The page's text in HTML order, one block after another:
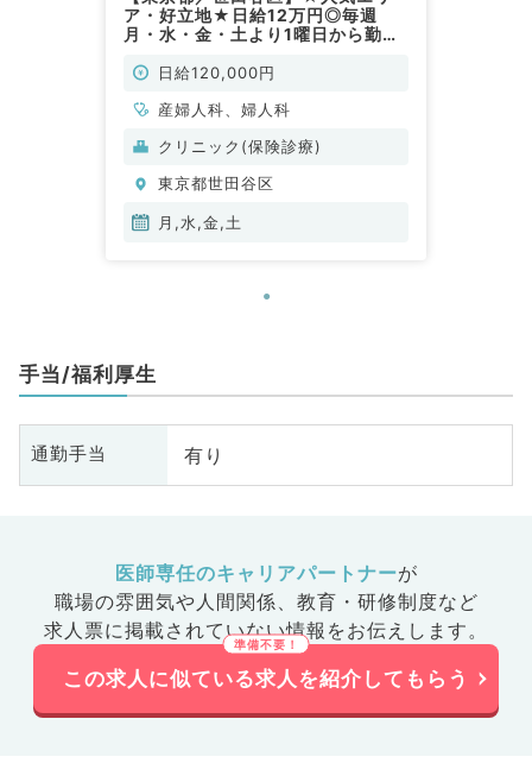
ア・好立地★日給12万円◎毎週
月・水・金・土より1曜日から勤務
味のある先生オススメです～（産婦
日給120,000円
産婦人科、婦人科
クリニック(保険診療)
東京都世田谷区
月,水,金,土
手当/福利厚生
通勤手当 有り
医師専任のキャリアパートナーが
職場の雰囲気や人間関係、 教育・研修制度など
求人票に掲載されていない情報をお伝えします。
この求人に似ている求人を紹介してもらう